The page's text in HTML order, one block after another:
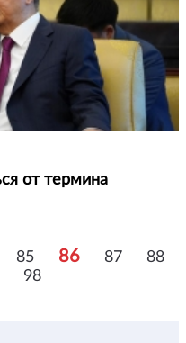
от термина
85 86 87
88
98